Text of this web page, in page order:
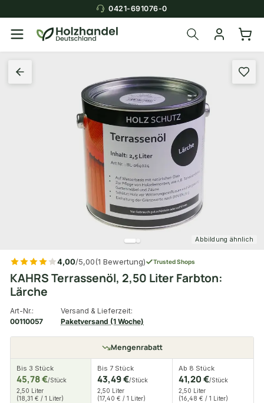
0421-691076-0
Abbildung ähnlich
4,00/5,00(1 Bewertung) Trusted Shops
KAHRS Terrassenöl, 2,50 Liter Farbton:
Lärche
Art-Nr.:
00110057
Versand & Lieferzeit:
Paketversand (1 Woche)
Mengenrabatt
Bis 3 Stück
45,78 €/Stück
2,50 Liter
(18,31 € / 1 Liter)
Bis 7 Stück
43,49 €/Stück
2,50 Liter
(17,40 € / 1 Liter)
Ab 8 Stück
41,20 €/Stück
2,50 Liter
(16,48 € / 1 Liter)